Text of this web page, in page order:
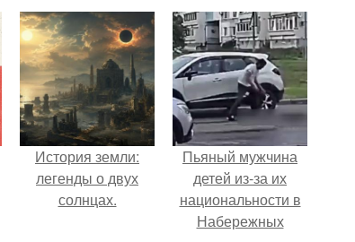
меньше всего.
van Tattoo,
основанный в
Роттердаме.
История земли:
легенды о двух
солнцах.
Пьяный мужчина
детей из-за их
национальности в
Набережных